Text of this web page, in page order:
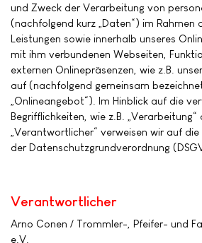
und Zweck der Verarbeitung von
(nachfolgend kurz „Daten“) im Rahmen
Leistungen sowie innerhalb unseres
mit ihm verbundenen Webseiten,
externen Onlinepräsenzen, wie z.B.
auf (nachfolgend gemeinsam
„Onlineangebot“). Im Hinblick auf die
Begrifflichkeiten, wie z.B. „Verarbeitung“
„Verantwortlicher“ verweisen wir auf
der Datenschutzgrundverordnung
Verantwortlicher
Arno Conen / Trommler-, Pfeifer- und
e.V.